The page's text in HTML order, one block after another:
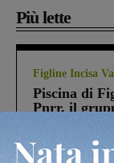
Più lette
Figline Incisa
Piscina di
Pnrr, il
Cronaca 3